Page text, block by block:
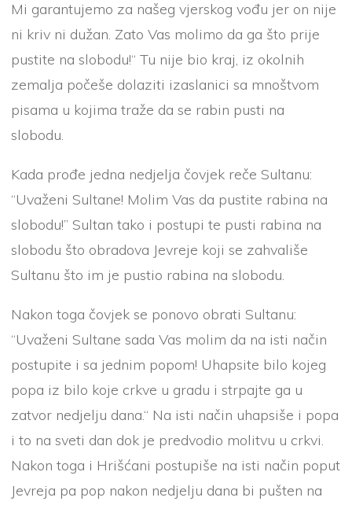
Mi garantujemo za našeg vjerskog vođu jer on nije
ni kriv ni dužan. Zato Vas molimo da ga što prije
pustite na slobodu!“ Tu nije bio kraj, iz okolnih
zemalja počeše dolaziti izaslanici sa mnoštvom
pisama u kojima traže da se rabin pusti na
slobodu.
Kada prođe jedna nedjelja čovjek reče Sultanu:
“Uvaženi Sultane! Molim Vas da pustite rabina na
slobodu!” Sultan tako i postupi te pusti rabina na
slobodu što obradova Jevreje koji se zahvališe
Sultanu što im je pustio rabina na slobodu.
Nakon toga čovjek se ponovo obrati Sultanu:
“Uvaženi Sultane sada Vas molim da na isti način
postupite i sa jednim popom! Uhapsite bilo kojeg
popa iz bilo koje crkve u gradu i strpajte ga u
zatvor nedjelju dana.“ Na isti način uhapsiše i popa
i to na sveti dan dok je predvodio molitvu u crkvi.
Nakon toga i Hrišćani postupiše na isti način poput
Jevreja pa pop nakon nedjelju dana bi pušten na